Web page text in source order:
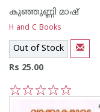
കുഞ്ഞുണ്ണി മാഷ്‌
H and C Books
Out of Stock
Rs 25.00